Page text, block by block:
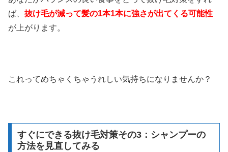
ば、 抜け毛が減って髪の1本1本に強さが出てくる可能性
が上がります。
これってめちゃくちゃうれしい気持ちになりませんか？
すぐにできる抜け毛対策その3：シャンプーの
方法を見直してみる